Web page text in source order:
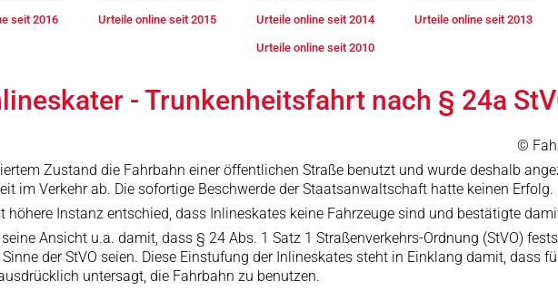
seit 2016 Urteile online seit 2015 Urteile online seit 2014 Urteile online seit 2013
Urteile online seit 2010
- Trunkenheitsfahrt nach § 24a
©
Zustand die Fahrbahn einer öffentlichen Straße benutzt und wurde deshalb
im Verkehr ab. Die sofortige Beschwerde der Staatsanwaltschaft hatte keinen Erfolg.
höhere Instanz entschied, dass Inlineskates keine Fahrzeuge sind und bestätigte
Ansicht u.a. damit, dass § 24 Abs. 1 Satz 1 Straßenverkehrs-Ordnung (StVO)
der StVO seien. Diese Einstufung der Inlineskates steht in Einklang damit, dass
untersagt, die Fahrbahn zu benutzen.